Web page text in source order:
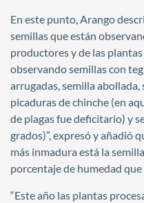
En este punto, Arango
semillas que están
productores y de las
observando semillas con
arrugadas, semilla abollada,
picaduras de chinche (en
de plagas fue deficitario) y
grados)”, expresó y añadió
más inmadura está la
porcentaje de humedad
“Este año las plantas